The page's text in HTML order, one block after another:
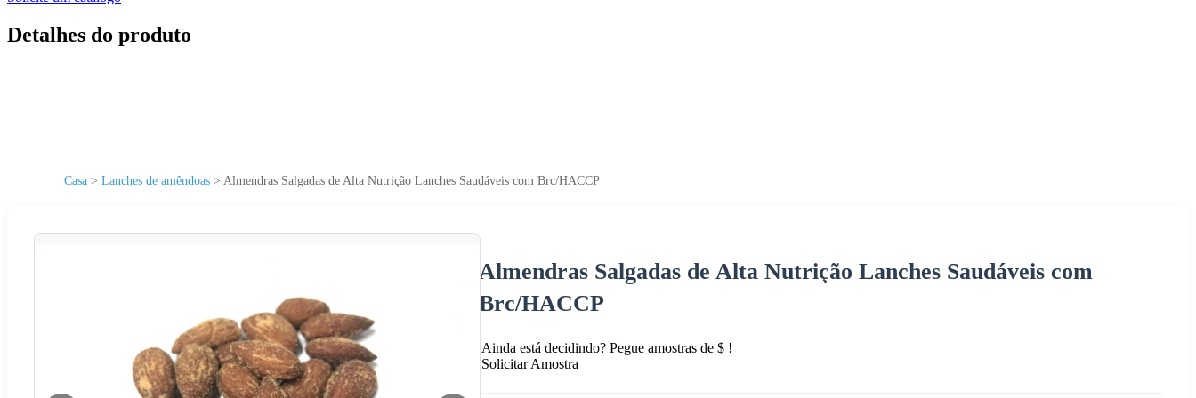
Detalhes do produto
Casa > Lanches de amêndoas > Almendras Salgadas de Alta Nutrição Lanches Saudáveis com Brc/HACCP
Almendras Salgadas de Alta Nutrição Lanches Saudáveis com
Brc/HACCP
Ainda está decidindo? Pegue amostras de $ !
Solicitar Amostra